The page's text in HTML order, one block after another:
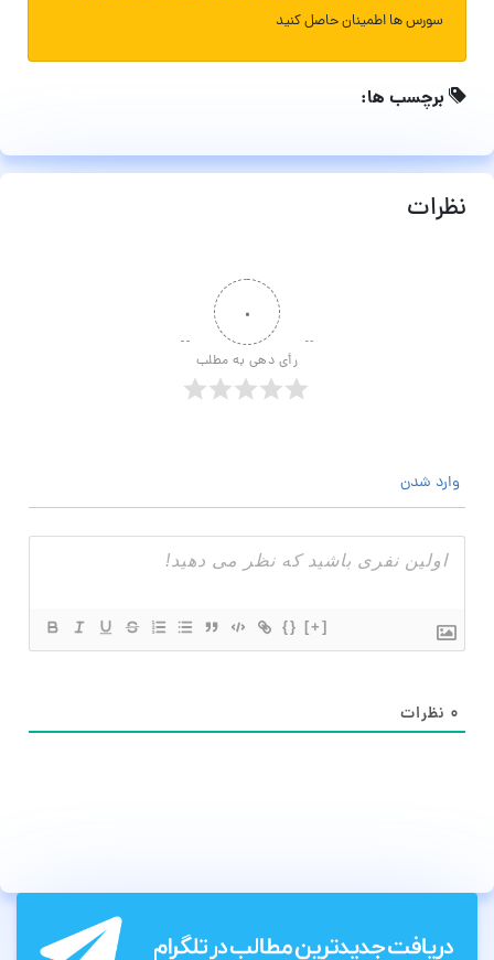
سورس ها اطمینان حاصل کنید
برچسب ها:
نظرات
۰
رأی دهی به مطلب
وارد شدن
{} [+]
۰ نظرات